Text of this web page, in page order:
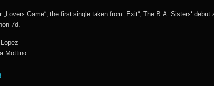
„Lovers Game“, the first single taken from „Exit“, The B.A. Sisters‘ debut
7d.
Mottino